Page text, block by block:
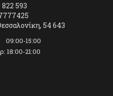
822 593
54 643
15:00
18:00-21:00